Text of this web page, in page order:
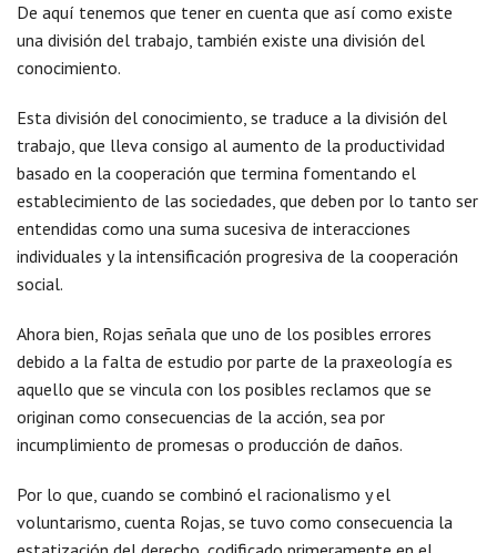
De aquí tenemos que tener en cuenta que así como existe
una división del trabajo, también existe una división del
conocimiento.
Esta división del conocimiento, se traduce a la división del
trabajo, que lleva consigo al aumento de la productividad
basado en la cooperación que termina fomentando el
establecimiento de las sociedades, que deben por lo tanto ser
entendidas como una suma sucesiva de interacciones
individuales y la intensificación progresiva de la cooperación
social.
Ahora bien, Rojas señala que uno de los posibles errores
debido a la falta de estudio por parte de la praxeología es
aquello que se vincula con los posibles reclamos que se
originan como consecuencias de la acción, sea por
incumplimiento de promesas o producción de daños.
Por lo que, cuando se combinó el racionalismo y el
voluntarismo, cuenta Rojas, se tuvo como consecuencia la